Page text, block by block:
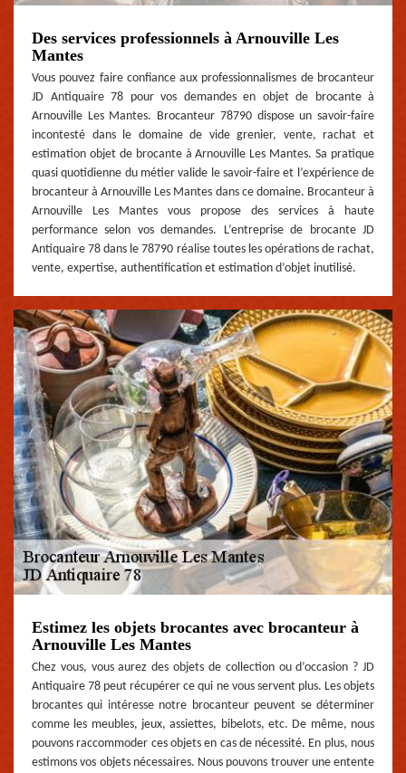
Des services professionnels à Arnouville Les
Mantes
Vous pouvez faire confiance aux professionnalismes de brocanteur
JD Antiquaire 78 pour vos demandes en objet de brocante à
Arnouville Les Mantes. Brocanteur 78790 dispose un savoir-faire
incontesté dans le domaine de vide grenier, vente, rachat et
estimation objet de brocante à Arnouville Les Mantes. Sa pratique
quasi quotidienne du métier valide le savoir-faire et l’expérience de
brocanteur à Arnouville Les Mantes dans ce domaine. Brocanteur à
Arnouville Les Mantes vous propose des services à haute
performance selon vos demandes. L’entreprise de brocante JD
Antiquaire 78 dans le 78790 réalise toutes les opérations de rachat,
vente, expertise, authentification et estimation d’objet inutilisé.
Estimez les objets brocantes avec brocanteur à
Arnouville Les Mantes
Chez vous, vous aurez des objets de collection ou d’occasion ? JD
Antiquaire 78 peut récupérer ce qui ne vous servent plus. Les objets
brocantes qui intéresse notre brocanteur peuvent se déterminer
comme les meubles, jeux, assiettes, bibelots, etc. De même, nous
pouvons raccommoder ces objets en cas de nécessité. En plus, nous
estimons vos objets nécessaires. Nous pouvons trouver une entente